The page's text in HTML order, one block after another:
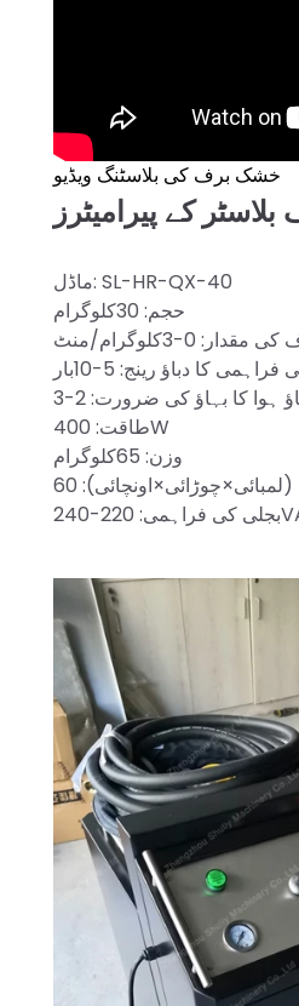
خشک برف کی بلاسٹنگ ویڈیو
کے پیرامیٹرز
ماڈل: SL-HR-QX-40
حجم: 30کلوگرام
3کلوگرام/منٹ
کا دباؤ رینج: 5-10بار
طاقت: 400W
وزن: 65کلوگرام